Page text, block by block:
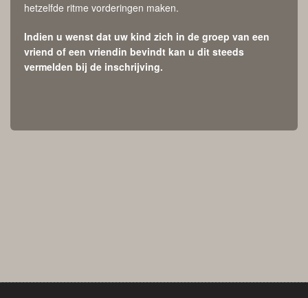
hetzelfde ritme vorderingen maken.
Indien u wenst dat uw kind zich in de groep van een
vriend of een vriendin bevindt kan u dit steeds
vermelden bij de inschrijving.